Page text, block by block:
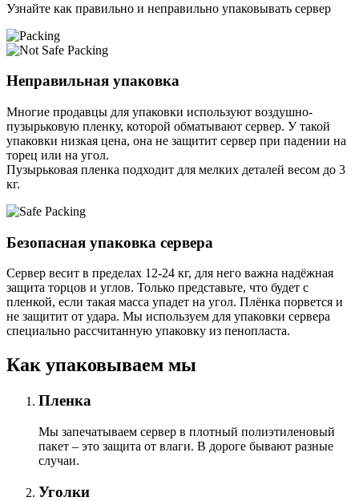
Узнайте как правильно и неправильно упаковывать сервер
Неправильная упаковка
Многие продавцы для упаковки используют воздушно-
пузырьковую пленку, которой обматывают сервер. У такой
упаковки низкая цена, она не защитит сервер при падении на
торец или на угол.
Пузырьковая пленка подходит для мелких деталей весом до 3
кг.
Безопасная упаковка сервера
Сервер весит в пределах 12-24 кг, для него важна надёжная
защита торцов и углов. Только представьте, что будет с
пленкой, если такая масса упадет на угол. Плёнка порвется и
не защитит от удара. Мы используем для упаковки сервера
специально расcчитанную упаковку из пенопласта.
Как упаковываем мы
Пленка
Мы запечатываем сервер в плотный полиэтиленовый
пакет – это защита от влаги. В дороге бывают разные
случаи.
Уголки